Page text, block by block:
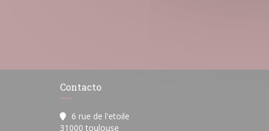
Contacto
6 rue de l'etoile
31000 toulouse